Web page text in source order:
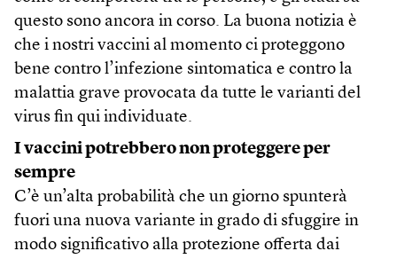
questo sono ancora in corso. La buona notizia è
che i nostri vaccini al momento ci proteggono
bene contro l’infezione sintomatica e contro la
malattia grave provocata da tutte le varianti del
virus fin qui individuate.
I vaccini potrebbero non proteggere per
sempre
C’è un’alta probabilità che un giorno spunterà
fuori una nuova variante in grado di sfuggire in
modo significativo alla protezione offerta dai